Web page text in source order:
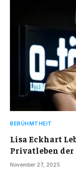
BERÜHMTHEIT
Lisa Eckhart
Privatleben
November 27, 2025